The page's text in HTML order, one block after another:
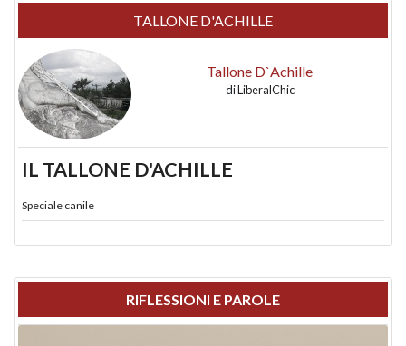
TALLONE D'ACHILLE
Tallone D`Achille
diLiberalChic
IL TALLONE D'ACHILLE
Speciale canile
RIFLESSIONI E PAROLE